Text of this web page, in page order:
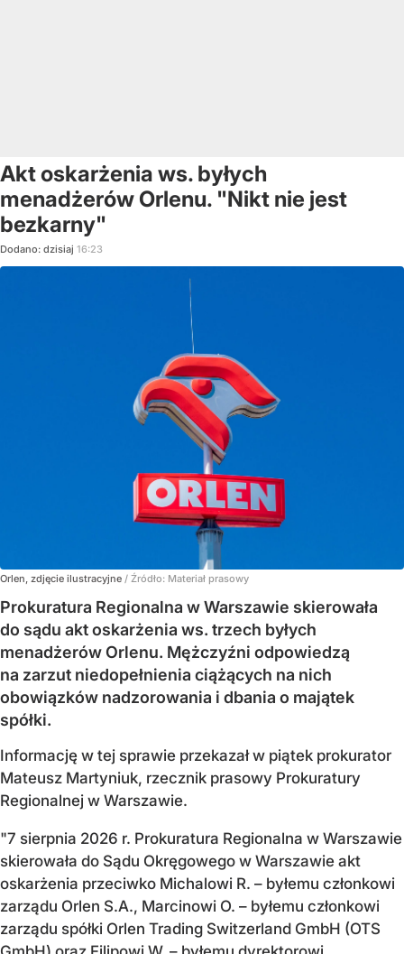
Akt oskarżenia ws. byłych
menadżerów Orlenu. "Nikt nie jest
bezkarny"
Dodano: dzisiaj 16:23
Orlen, zdjęcie ilustracyjne / Źródło: Materiał prasowy
Prokuratura Regionalna w Warszawie skierowała
do sądu akt oskarżenia ws. trzech byłych
menadżerów Orlenu. Mężczyźni odpowiedzą
na zarzut niedopełnienia ciążących na nich
obowiązków nadzorowania i dbania o majątek
spółki.
Informację w tej sprawie przekazał w piątek prokurator
Mateusz Martyniuk, rzecznik prasowy Prokuratury
Regionalnej w Warszawie.
"7 sierpnia 2026 r. Prokuratura Regionalna w Warszawie
skierowała do Sądu Okręgowego w Warszawie akt
oskarżenia przeciwko Michalowi R. – byłemu członkowi
zarządu Orlen S.A., Marcinowi O. – byłemu członkowi
zarządu spółki Orlen Trading Switzerland GmbH (OTS